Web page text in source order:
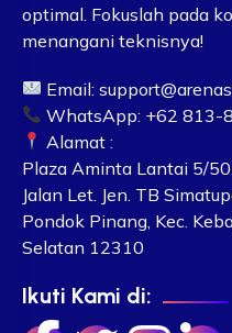
optimal. Fokuslah pada
menangani teknisnya!
Email:
WhatsApp: +62 813-
Alamat :
Plaza Aminta Lantai 5/
Jalan Let. Jen. TB
Pondok Pinang, Kec.
Selatan 12310
Ikuti Kami di: